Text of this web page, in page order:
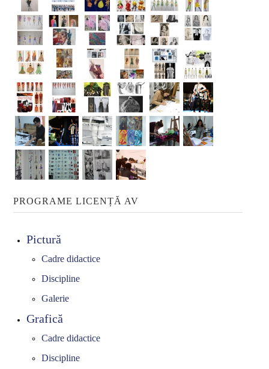
Grafică
Design
Arte decorative
Modă-Design vestimentar
Studii de masterat
Arte plastice și multimedia
Design de obiect: modă și ambient
Activitatea de cercetare
Relații internaționale
STUDENȚI
Examene
Burse și tabere
Informatii
PROGRAME LICENȚĂ AV
Pictură
Cadre didactice
Discipline
Galerie
Grafică
Cadre didactice
Discipline